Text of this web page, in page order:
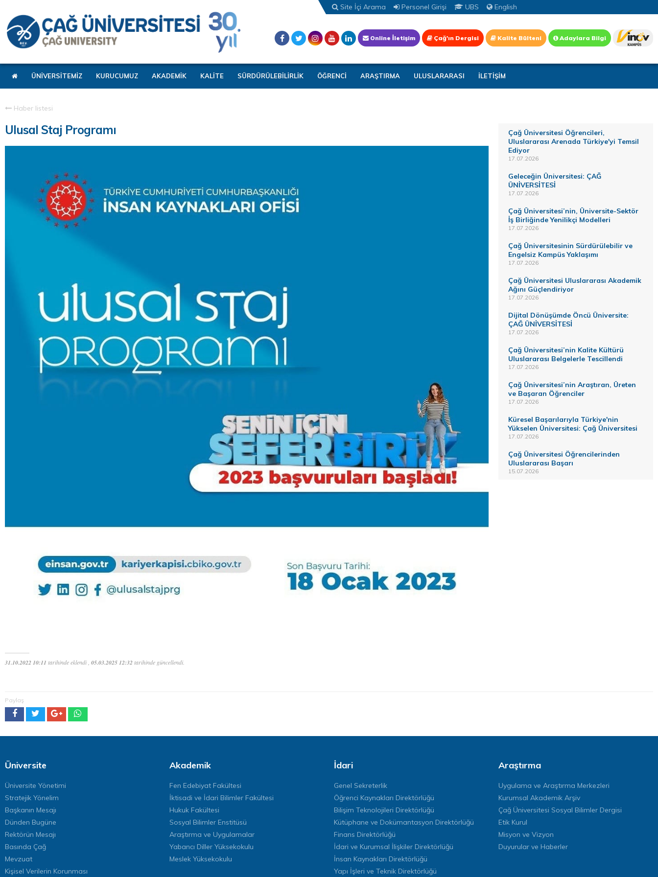
Site İçi Arama Personel Girişi UBS English
Online İletişim Çağ'ın Dergisi Kalite Bülteni Adaylara Bilgi
ÜNİVERSİTEMİZ KURUCUMUZ AKADEMİK KALİTE SÜRDÜRÜLEBİLİRLİK ÖĞRENCİ ARAŞTIRMA ULUSLARARASI İLETİŞİM
Haber listesi
Ulusal Staj Programı
31.10.2022 10:11 tarihinde eklendi , 05.03.2025 12:32tarihinde güncellendi.
Çağ Üniversitesi Öğrencileri,
Uluslararası Arenada Türkiye'yi Temsil
Ediyor
17.07.2026
Geleceğin Üniversitesi: ÇAĞ
ÜNİVERSİTESİ
17.07.2026
Çağ Üniversitesi’nin, Üniversite-Sektör
İş Birliğinde Yenilikçi Modelleri
17.07.2026
Çağ Üniversitesinin Sürdürülebilir ve
Engelsiz Kampüs Yaklaşımı
17.07.2026
Çağ Üniversitesi Uluslararası Akademik
Ağını Güçlendiriyor
17.07.2026
Dijital Dönüşümde Öncü Üniversite:
ÇAĞ ÜNİVERSİTESİ
17.07.2026
Çağ Üniversitesi’nin Kalite Kültürü
Uluslararası Belgelerle Tescillendi
17.07.2026
Çağ Üniversitesi’nin Araştıran, Üreten
ve Başaran Öğrenciler
17.07.2026
Küresel Başarılarıyla Türkiye'nin
Yükselen Üniversitesi: Çağ Üniversitesi
17.07.2026
Çağ Üniversitesi Öğrencilerinden
Uluslararası Başarı
15.07.2026
Paylaş
Üniversite
Üniversite Yönetimi
Stratejik Yönelim
Başkanın Mesajı
Dünden Bugüne
Rektörün Mesajı
Basında Çağ
Mevzuat
Kişisel Verilerin Korunması
Akademik
Fen Edebiyat Fakültesi
İktisadi ve İdari Bilimler Fakültesi
Hukuk Fakültesi
Sosyal Bilimler Enstitüsü
Araştırma ve Uygulamalar
Yabancı Diller Yüksekokulu
Meslek Yüksekokulu
İdari
Genel Sekreterlik
Öğrenci Kaynakları Direktörlüğü
Bilişim Teknolojileri Direktörlüğü
Kütüphane ve Dokümantasyon Direktörlüğü
Finans Direktörlüğü
İdari ve Kurumsal İlişkiler Direktörlüğü
İnsan Kaynakları Direktörlüğü
Yapı İşleri ve Teknik Direktörlüğü
Araştırma
Uygulama ve Araştırma Merkezleri
Kurumsal Akademik Arşiv
Çağ Üniversitesi Sosyal Bilimler Dergisi
Etik Kurul
Misyon ve Vizyon
Duyurular ve Haberler